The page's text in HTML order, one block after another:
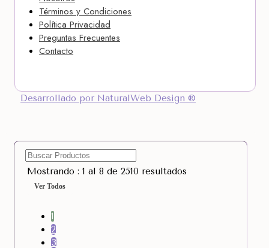
Términos y Condiciones
Política Privacidad
Preguntas Frecuentes
Contacto
Desarrollado por NaturalWeb Design ®
Mostrando : 1 al 8 de 2510 resultados
Ver Todos
1
2
3